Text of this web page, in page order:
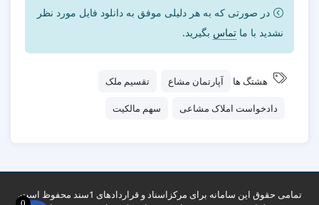
در صورتی که به هر دلیلی موفق به دانلود فایل مورد نظر
نشدید با ما تماس بگیرید.
هشتگ ها آپارتمان مشاع تقسیم ملک
دادخواست املاک مشاعی سهم مالکیت
تمامی حقوق این سامانه برای مرکزاسناد و قراردادهای 1سند محفوظ است.